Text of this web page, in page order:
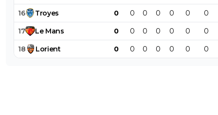
16 Troyes 0 0 0 0 0 0 0
17 Le Mans 0 0 0 0 0 0 0
18 Lorient 0 0 0 0 0 0 0